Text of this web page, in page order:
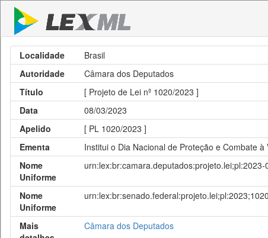
Localidade
Brasil
Autoridade
Câmara dos Deputados
Título
[ Projeto de Lei nº 1020/2023 ]
Data
08/03/2023
Apelido
[ PL 1020/2023 ]
Ementa
Institui o Dia Nacional de Proteção e Combate
Nome
Uniforme
urn:lex:br:camara.deputados:projeto.lei;pl:2023-
Nome
Uniforme
urn:lex:br:senado.federal:projeto.lei;pl:2023;1020
Mais
Câmara dos Deputados